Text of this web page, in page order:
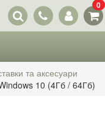
Наші
контакти
0
та аксесуари
10 (4Гб / 64Гб)